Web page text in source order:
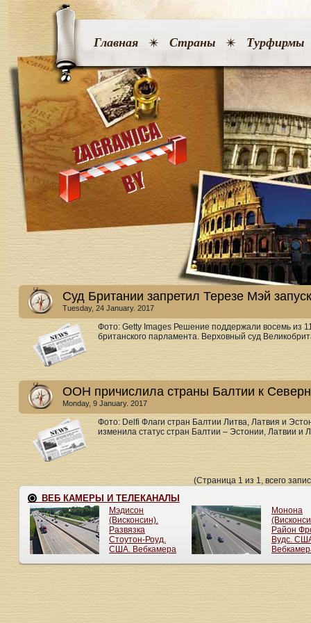
Главная Страны Турфирмы
Суд Британии запретил Терезе Мэй
Tuesday, 24 January. 2017
Фото: Getty Images Решение поддержали восемь из
британского парламента. Верховный суд
ООН причислила страны Балтии к
Monday, 9 January. 2017
Фото: Delfi Флаги стран Балтии Литва, Латвия и
изменила статус стран Балтии – Эстонии, Латвии и
(Страница 1 из 1, всего